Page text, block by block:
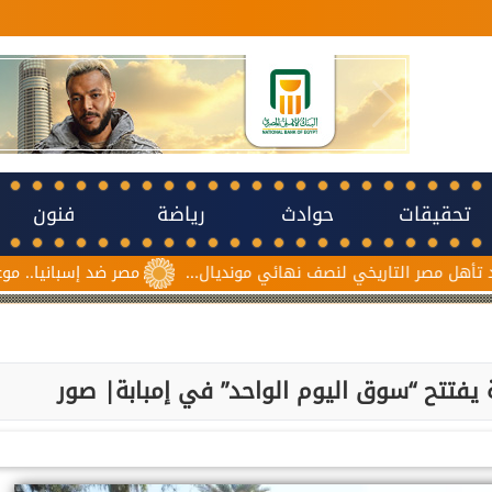
تحقيقات حوادث رياضة فنون
مصر ضد إسبانيا.. موعد نصف نهائي لنصف نهائي مونديال...
يفتتح “سوق اليوم الواحد” في إمبابة| صور